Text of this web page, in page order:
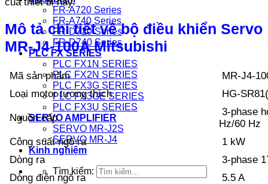
FR-A720 Series
FR-A740 Series
FR-D720 Series
FR-D740 Series
PLC FX SERIES
PLC FX1N SERIES
PLC FX2N SERIES
PLC FX3G SERIES
PLC FX3GE SERIES
PLC FX3U SERIES
SERVO AMPLIFIER
SERVO MR-J2S
SERVO MR-J4
Kinh nghiệm
Tìm kiếm:
Mô tả chi tiết về bộ điều khiển Servo
MR-J4-100A Mitsubishi
Mã sản phẩm
MR-J4-
Loại motor tương thích
HG-
Nguồn cấp
3-phase
Hz/60 Hz
Công suất ngõ ra
1 kW
Dòng ra
3-phase
Dòng điện ngõ ra
5.5 A